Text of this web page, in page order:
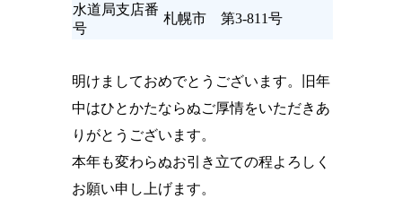
水道局支店番
号
札幌市 第3-811号
明けましておめでとうございます。旧年
中はひとかたならぬご厚情をいただきあ
りがとうございます。
本年も変わらぬお引き立ての程よろしく
お願い申し上げます。